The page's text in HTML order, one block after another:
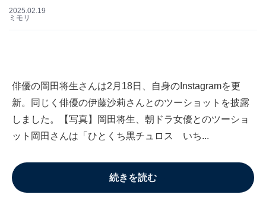
2025.02.19
ミモリ
俳優の岡田将生さんは2月18日、自身のInstagramを更
新。同じく俳優の伊藤沙莉さんとのツーショットを披露
しました。【写真】岡田将生、朝ドラ女優とのツーショ
ット岡田さんは「ひとくち黒チュロス いち...
続きを読む